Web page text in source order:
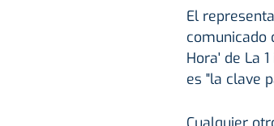
El
comunicado
Hora' de La
es "la clave